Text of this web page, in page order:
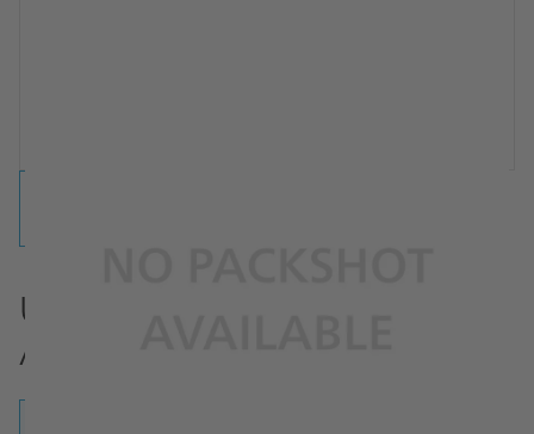
Ubichinon compositum
Ampullen